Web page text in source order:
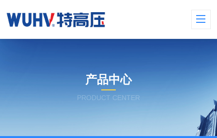
产品中心
PRODUCT CENTER